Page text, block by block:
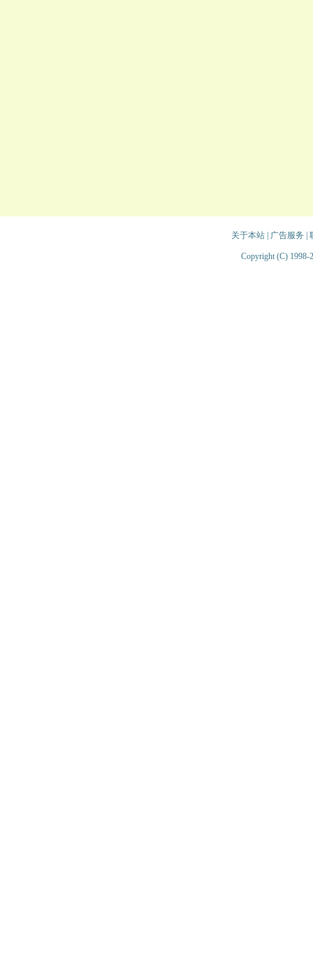
关于本站| 广告服务
Copyright (C) 1998-